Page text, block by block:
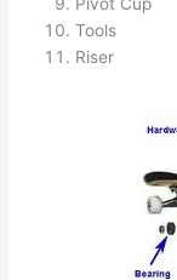
Tools
Riser